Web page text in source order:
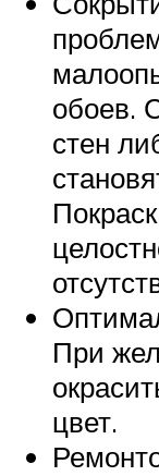
обоев.
стен
При
цвет.